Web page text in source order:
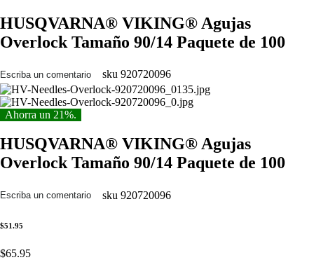
HUSQVARNA® VIKING® Agujas
Overlock Tamaño 90/14 Paquete de 100
Escriba un comentario sku 920720096
Ahorra un 21%.
HUSQVARNA® VIKING® Agujas
Overlock Tamaño 90/14 Paquete de 100
Escriba un comentario sku 920720096
$51.95
$65.95